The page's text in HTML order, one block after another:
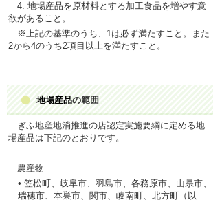
4. 地場産品を原材料とする加工食品を増やす意
欲があること。
※上記の基準のうち、 1は必ず満たすこと。また
2から4のうち2項目以上を満たすこと。
地場産品の範囲
ぎふ地産地消推進の店認定実施要綱に定める地
場産品は下記のとおりです。
農産物
• 笠松町、 岐阜市、 羽島市、 各務原市、 山県市、
瑞穂市、 本巣市、 関市、 岐南町、 北方町 （ 以